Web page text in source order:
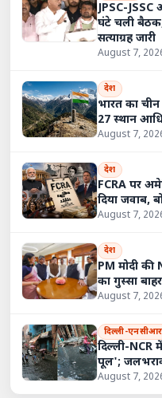
JPSC-
घंटे चली
सत्याग्रह जारी
August 7,
देश
भारत का
27 स्थान
August 7,
देश
FCRA पर
दिया जवाब,
August 7,
देश
PM मोदी
का गुस्सा
August 7,
दिल्ली-एनसीआर
दिल्ली-NCR
पूल';
August 7,